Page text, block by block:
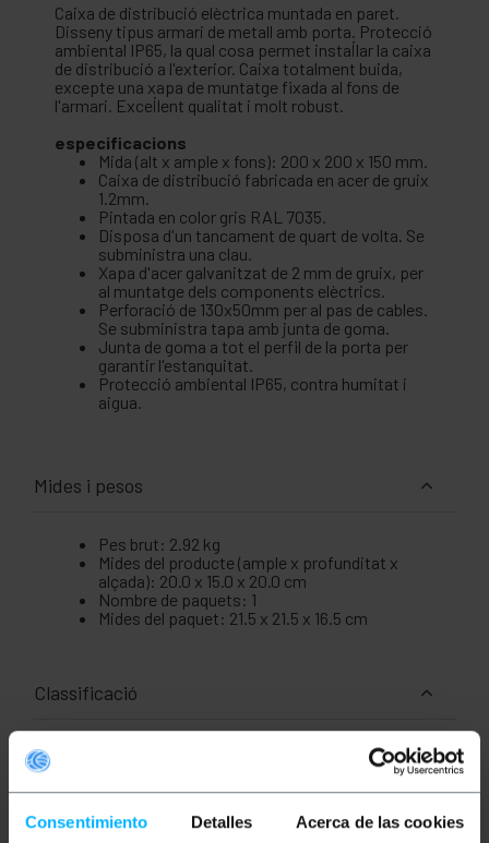
Consentimiento Detalles Acerca de las cookies
Caixa de distribució elèctrica muntada en paret.
Disseny tipus armari de metall amb porta. Protecció
ambiental IP65, la qual cosa permet instal·lar la caixa
de distribució a l'exterior. Caixa totalment buida,
excepte una xapa de muntatge fixada al fons de
l'armari. Excel·lent qualitat i molt robust.
especificacions
Mida (alt x ample x fons): 200 x 200 x 150 mm.
Caixa de distribució fabricada en acer de gruix
1.2mm.
Pintada en color gris RAL 7035.
Disposa d'un tancament de quart de volta. Se
subministra una clau.
Xapa d'acer galvanitzat de 2 mm de gruix, per
al muntatge dels components elèctrics.
Perforació de 130x50mm per al pas de cables.
Se subministra tapa amb junta de goma.
Junta de goma a tot el perfil de la porta per
garantir l'estanquitat.
Protecció ambiental IP65, contra humitat i
aigua.
Mides i pesos
Pes brut: 2.92 kg
Mides del producte (ample x profunditat x
alçada): 20.0 x 15.0 x 20.0 cm
Nombre de paquets: 1
Mides del paquet: 21.5 x 21.5 x 16.5 cm
Classificació